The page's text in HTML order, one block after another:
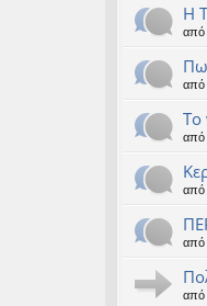
Η
από
από
Το
από
από
από
από